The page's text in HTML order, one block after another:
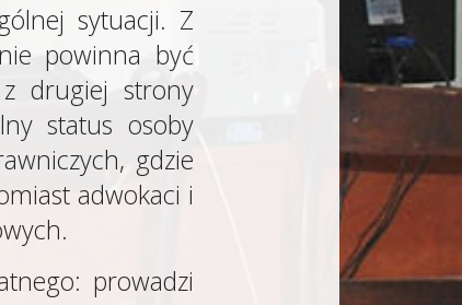
sytuacji. Z
powinna być
drugiej strony
status osoby
gdzie
adwokaci i
prowadzi